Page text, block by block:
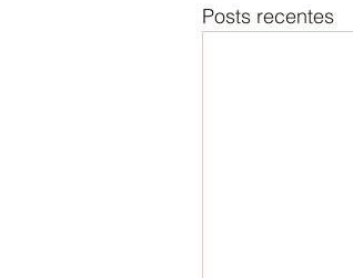
Posts recentes